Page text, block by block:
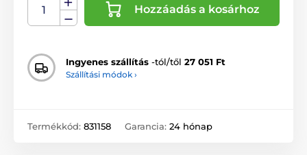
Hozzáadás a kosárhoz
Ingyenes szállítás -tól/től 27 051 Ft
Szállítási módok ›
Termékkód: 831158 Garancia: 24 hónap